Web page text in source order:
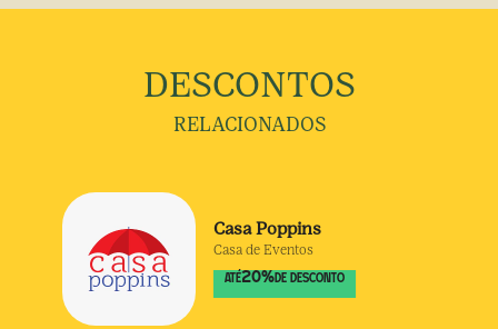
DESCONTOS
RELACIONADOS
Casa Poppins
Casa de Eventos
ATÉ20% DE DESCONTO